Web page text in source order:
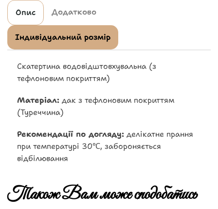
Опис Додатково
Індивідуальний розмір
Скатертина водовідштовхувальна (з
тефлоновим покриттям)
Матеріал: дак з тефлоновим покриттям
(Туреччина)
Рекомендації по догляду: делікатне прання
при температурі 30℃, забороняється
відбілювання
Також Вам може сподобатись